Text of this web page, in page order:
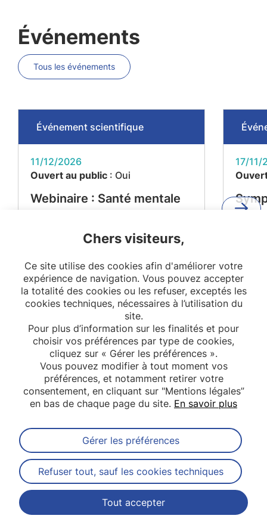
Événements
Tous les événements
Événement scientifique
11/12/2026
Ouvert au public : Oui
Webinaire : Santé mentale
Projet MEMORIES
17/11/
la
Abonnez-vous à notre newsletter
Contact Mentions légales Plan du site
Chers visiteurs,
Ce site utilise des cookies afin d'améliorer votre
expérience de navigation. Vous pouvez accepter
la totalité des cookies ou les refuser, exceptés les
cookies techniques, nécessaires à l’utilisation du
site.
Pour plus d’information sur les finalités et pour
choisir vos préférences par type de cookies,
cliquez sur « Gérer les préférences ».
Vous pouvez modifier à tout moment vos
préférences, et notamment retirer votre
consentement, en cliquant sur "Mentions légales”
en bas de chaque page du site. En savoir plus
Gérer les préférences
Refuser tout, sauf les cookies techniques
Tout accepter